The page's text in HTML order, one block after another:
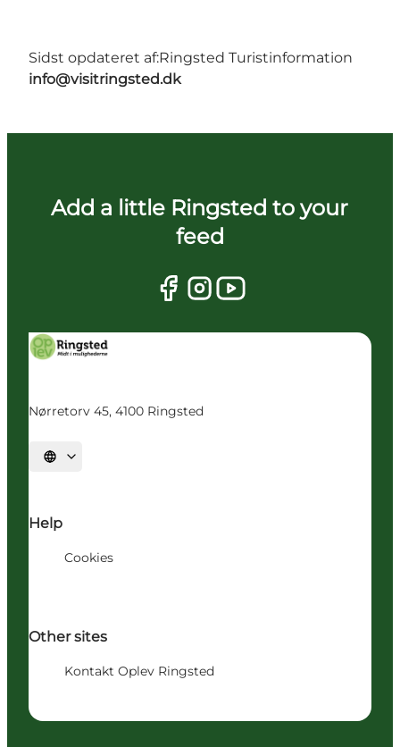
Sidst opdateret af:Ringsted Turistinformation
info@visitringsted.dk
Add a little Ringsted to your
feed
Nørretorv 45, 4100 Ringsted
Vælg sprog
Help
Cookies
Other sites
Kontakt Oplev Ringsted